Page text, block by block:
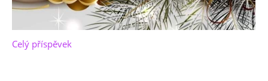
Celý příspěvek